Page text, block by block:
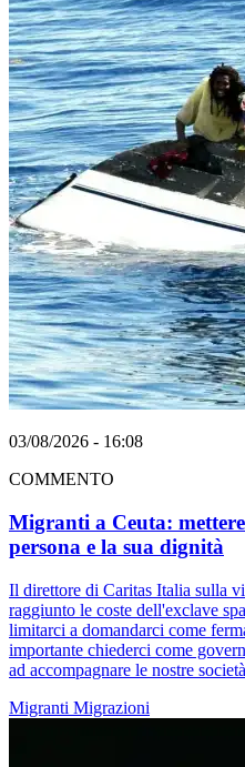
03/08/2026 - 16:08
COMMENTO
Migranti a Ceuta:
persona e la sua dignità
Il direttore di Caritas Italia sulla
raggiunto le coste dell'exclave
limitarci a domandarci come
importante chiederci come
ad accompagnare le nostre
Migranti Migrazioni